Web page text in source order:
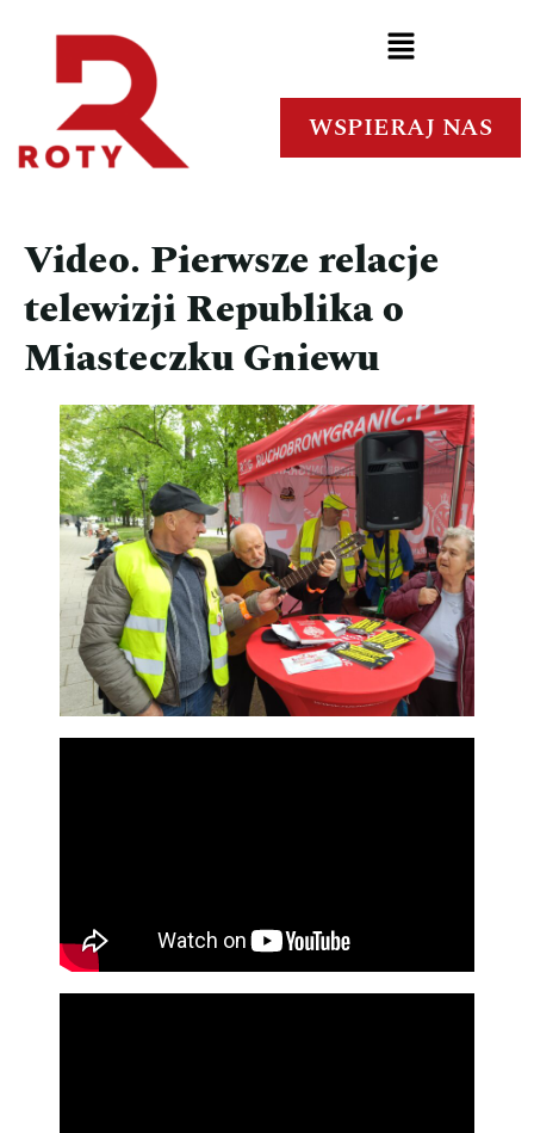
WSPIERAJ NAS
Video. Pierwsze relacje
telewizji Republika o
Miasteczku Gniewu